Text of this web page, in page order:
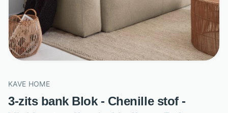
KAVE HOME
3-zits bank Blok - Chenille stof -